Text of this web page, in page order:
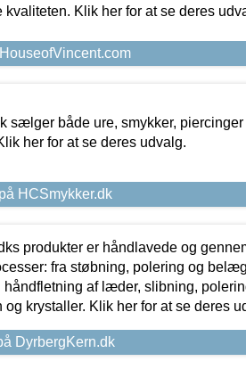
kvaliteten. Klik her for at se deres
sælger både ure, smykker,
her for at se deres udvalg.
HCSmykker.dk
produkter er håndlavede og
fra støbning, polering og
håndfletning af læder, slibning,
krystaller. Klik her for at se deres
DyrbergKern.dk